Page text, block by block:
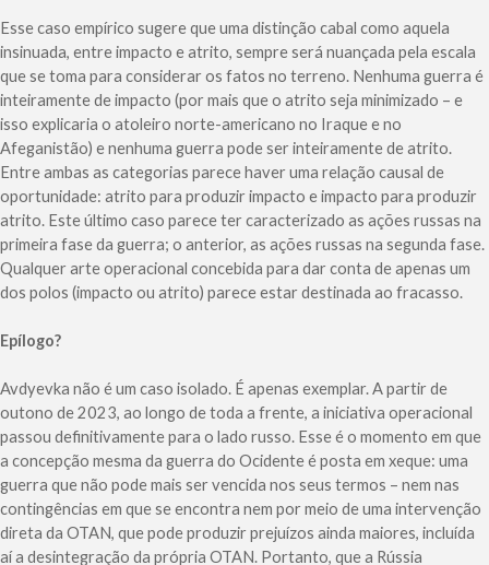
Esse caso empírico sugere que uma distinção cabal como aquela
insinuada, entre impacto e atrito, sempre será nuançada pela escala
que se toma para considerar os fatos no terreno. Nenhuma guerra é
inteiramente de impacto (por mais que o atrito seja minimizado – e
isso explicaria o atoleiro norte-americano no Iraque e no
Afeganistão) e nenhuma guerra pode ser inteiramente de atrito.
Entre ambas as categorias parece haver uma relação causal de
oportunidade: atrito para produzir impacto e impacto para produzir
atrito. Este último caso parece ter caracterizado as ações russas na
primeira fase da guerra; o anterior, as ações russas na segunda fase.
Qualquer arte operacional concebida para dar conta de apenas um
dos polos (impacto ou atrito) parece estar destinada ao fracasso.
Epílogo?
Avdyevka não é um caso isolado. É apenas exemplar. A partir de
outono de 2023, ao longo de toda a frente, a iniciativa operacional
passou definitivamente para o lado russo. Esse é o momento em que
a concepção mesma da guerra do Ocidente é posta em xeque: uma
guerra que não pode mais ser vencida nos seus termos – nem nas
contingências em que se encontra nem por meio de uma intervenção
direta da OTAN, que pode produzir prejuízos ainda maiores, incluída
aí a desintegração da própria OTAN. Portanto, que a Rússia